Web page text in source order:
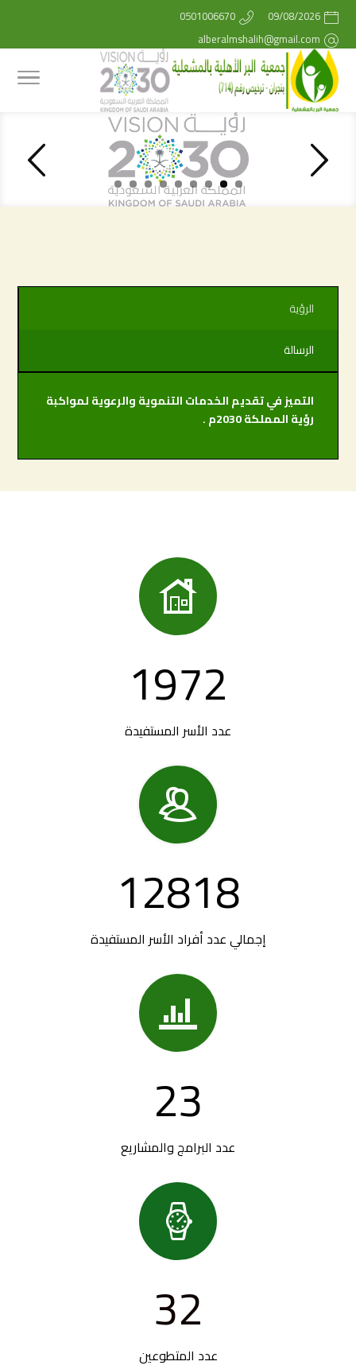
09/08/2026
0501006670
alberalmshalih@gmail.com
الرؤية
الرسالة
التميز في تقديم الخدمات التنموية والرعوية لمواكبة
رؤية المملكة 2030م .

1972
عدد الأسر المستفيدة

12818
إجمالي عدد أفراد الأسر المستفيدة

23
عدد البرامج والمشاريع

32
عدد المتطوعين